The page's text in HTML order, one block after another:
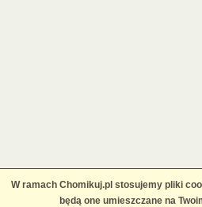
W ramach Chomikuj.pl stosujemy pliki
będą one umieszczane na